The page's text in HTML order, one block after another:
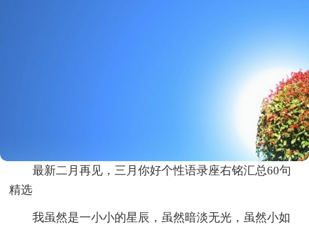
最新二月再见，三月你好个性语录座右铭汇总60句
精选
我虽然是一小小的星辰，虽然暗淡无光，虽然小如